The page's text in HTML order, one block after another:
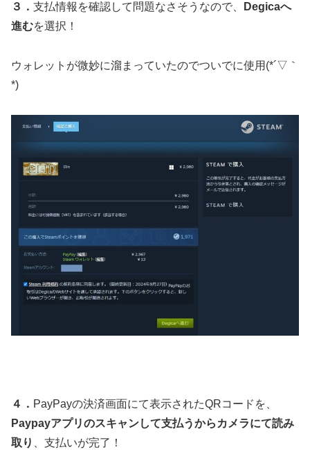
３． 支払情報を確認して問題なさそうなので、
Degicaへ
進むを選択！
ウォレットが微妙に溜まっていたのでついでに使用(*´▽｀
*)
４． PayPayの決済画面にて表示されたQRコードを、
Paypayアプリのスキャンして支払うからカメラにて読み
取り
、支払いが完了！